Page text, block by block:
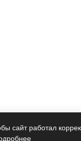
сайт работал